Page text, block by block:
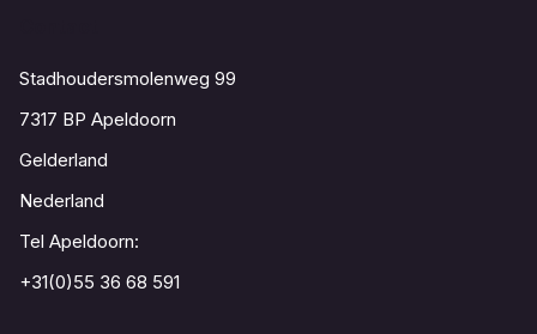
Stadhoudersmolenweg 99
7317 BP Apeldoorn
Gelderland
Nederland
Tel Apeldoorn:
+31(0)55 36 68 591